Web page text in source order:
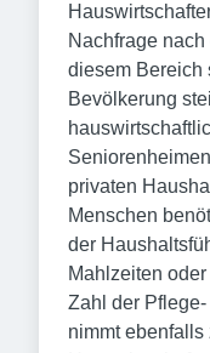
Nachfrage
diesem Bereich
Bevölkerung
privaten
Menschen
der
Mahlzeiten
Zahl der
nimmt